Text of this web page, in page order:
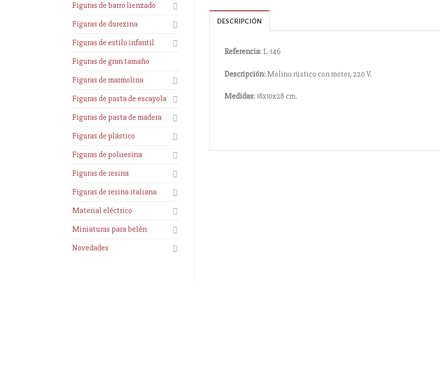
Figuras de barro lienzado
Figuras de durexina
Figuras de estilo infantil
Figuras de gran tamaño
Figuras de marmolina
Figuras de pasta de escayola
Figuras de pasta de madera
Figuras de plástico
Figuras de poliresina
Figuras de resina
Figuras de resina italiana
Material eléctrico
Miniaturas para belén
Novedades
DESCRIPCIÓN
Referencia: L-146
Descripción: Molino rústico con motor, 220 V.
Medidas: 18x10x28 cm.